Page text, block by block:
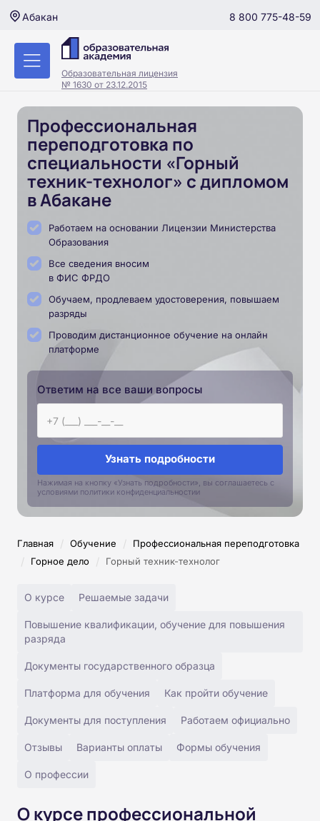
Абакан 8 800 775-48-59
Образовательная лицензия
№ 1630 от 23.12.2015
Профессиональная
переподготовка по
специальности «Горный
техник-технолог» с дипломом
в Абакане
Работаем на основании Лицензии Министерства
Образования
Все сведения вносим
в ФИС ФРДО
Обучаем, продлеваем удостоверения, повышаем
разряды
Проводим дистанционное обучение на онлайн
платформе
Ответим на все ваши вопросы
Узнать подробности
Нажимая на кнопку «Узнать подробности», вы соглашаетесь с
условиями политики конфиденциальностии
Главная / Обучение / Профессиональная переподготовка
/ Горное дело / Горный техник-технолог
О курсе Решаемые задачи
Повышение квалификации, обучение для повышения
разряда
Документы государственного образца
Платформа для обучения Как пройти обучение
Документы для поступления Работаем официально
Отзывы Варианты оплаты Формы обучения
О профессии
О курсе профессиональной